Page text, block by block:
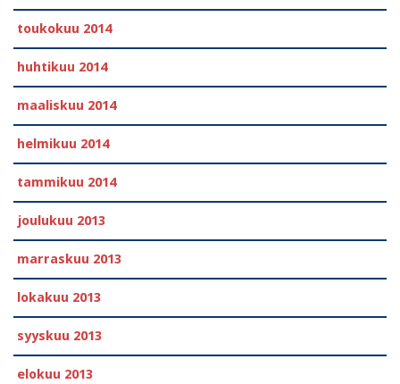
toukokuu 2014
huhtikuu 2014
maaliskuu 2014
helmikuu 2014
tammikuu 2014
joulukuu 2013
marraskuu 2013
lokakuu 2013
syyskuu 2013
elokuu 2013